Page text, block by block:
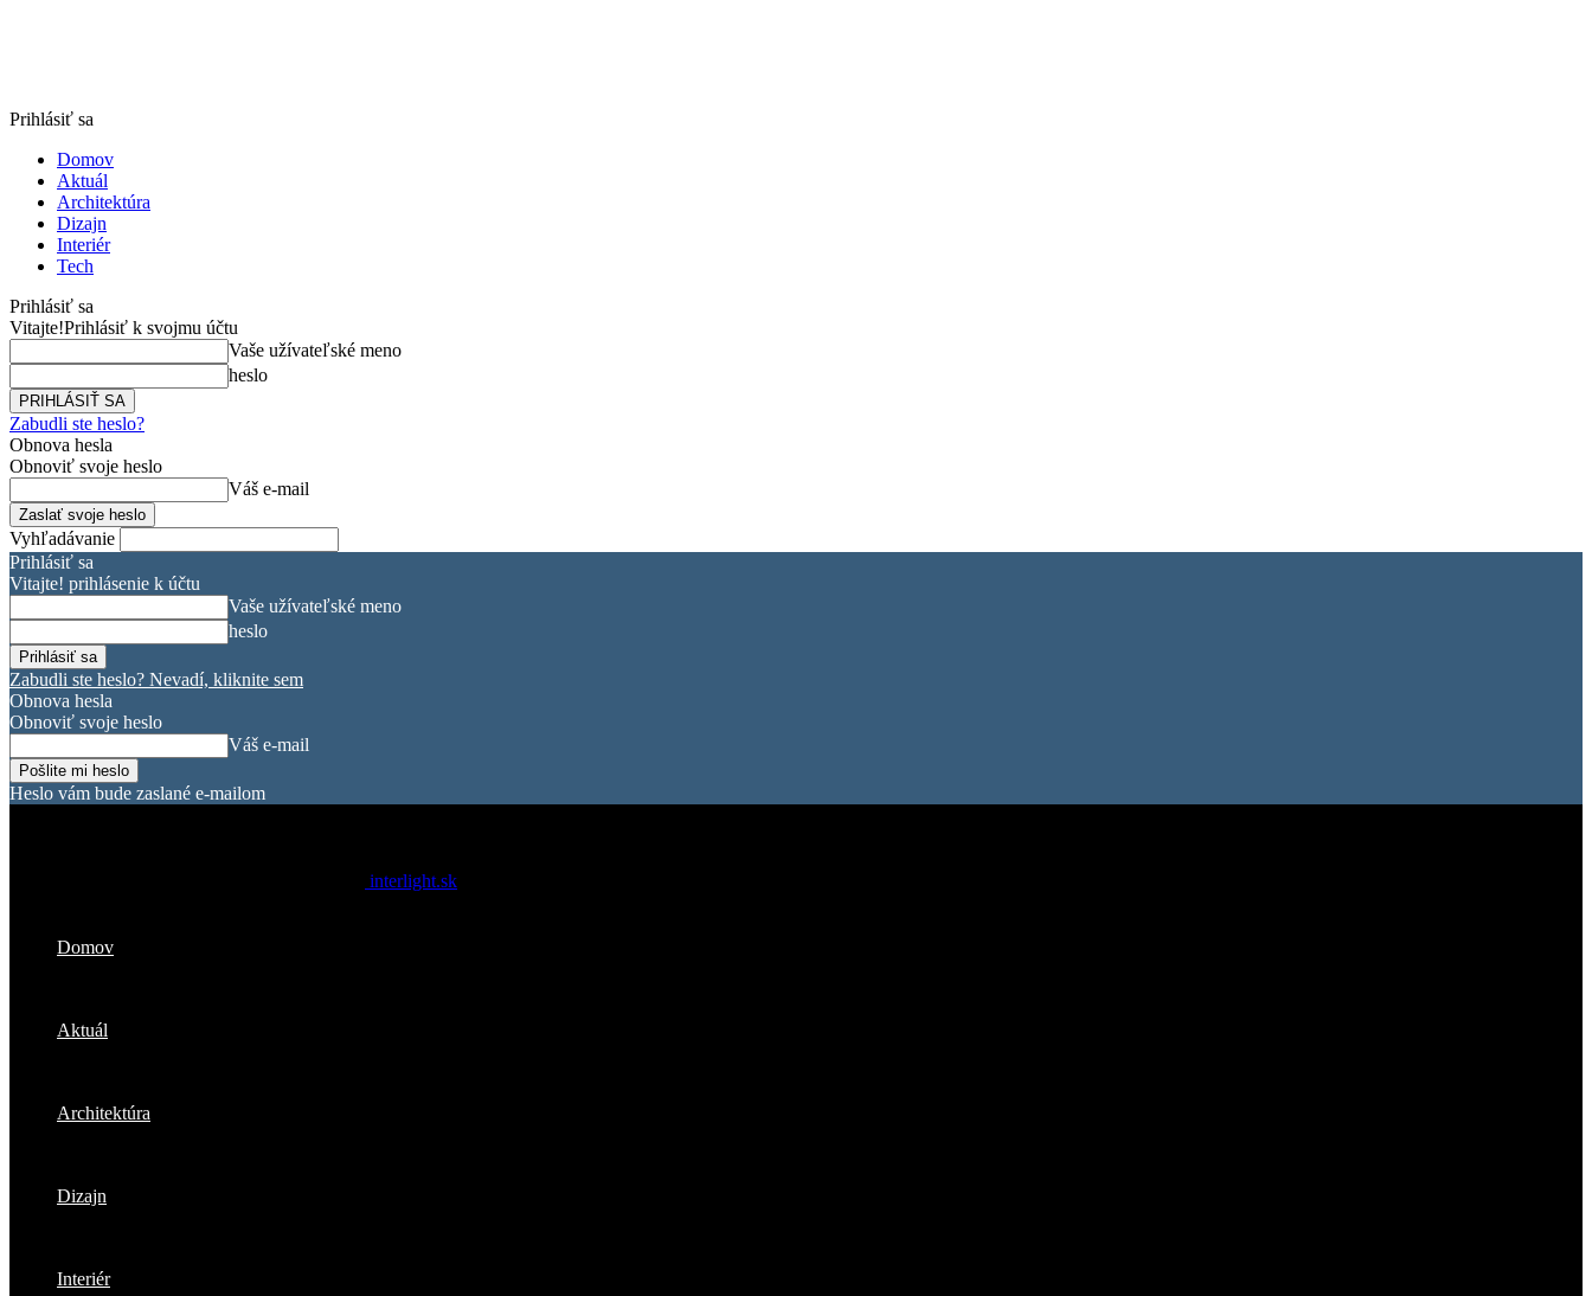
Prihlásiť sa
Domov
Aktuál
Architektúra
Dizajn
Interiér
Tech
Prihlásiť sa
Vitajte!Prihlásiť k svojmu účtu
Vaše užívateľské meno
heslo
Zabudli ste heslo?
Obnova hesla
Obnoviť svoje heslo
Váš e-mail
Vyhľadávanie
Prihlásiť sa
Vitajte! prihlásenie k účtu
Vaše užívateľské meno
heslo
Zabudli ste heslo? Nevadí, kliknite sem
Obnova hesla
Obnoviť svoje heslo
Váš e-mail
Heslo vám bude zaslané e-mailom
interlight.sk
Domov
Aktuál
Architektúra
Dizajn
Interiér